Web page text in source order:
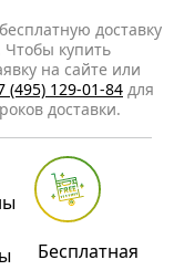
доставку
купить
на сайте или
(495) 129-01-84 для
доставки.
Бесплатная